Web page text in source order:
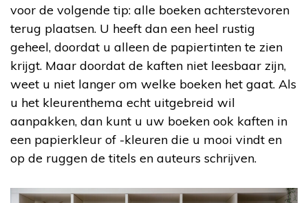
voor de volgende tip: alle boeken achterstevoren
terug plaatsen. U heeft dan een heel rustig
geheel, doordat u alleen de papiertinten te zien
krijgt. Maar doordat de kaften niet leesbaar zijn,
weet u niet langer om welke boeken het gaat. Als
u het kleurenthema echt uitgebreid wil
aanpakken, dan kunt u uw boeken ook kaften in
een papierkleur of -kleuren die u mooi vindt en
op de ruggen de titels en auteurs schrijven.